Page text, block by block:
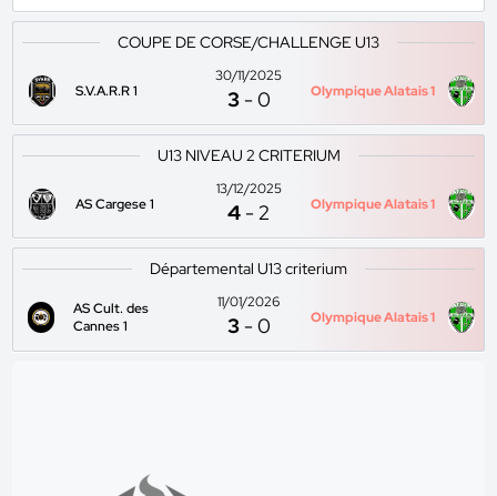
COUPE DE CORSE/CHALLENGE U13
S.V.A.R.R 1
30/11/2025
3 -0 Olympique Alatais 1
U13 NIVEAU 2 CRITERIUM
AS Cargese 1
13/12/2025
4 -2 Olympique Alatais 1
Départemental U13 criterium
AS Cult. des
Cannes 1
11/01/2026
3 -0 Olympique Alatais 1